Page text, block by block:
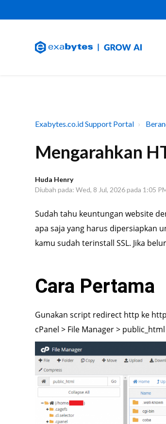
Exabytes.co.id Support Portal
Mengarahkan
Huda Henry
Diubah pada: Wed, 8 Jul, 2026 pada 1:05
Sudah tahu keuntungan website
apa saja yang harus dipersiapkan
kamu sudah terinstall SSL. Jika
Cara Pertama
Gunakan script redirect http ke
cPanel > File Manager >